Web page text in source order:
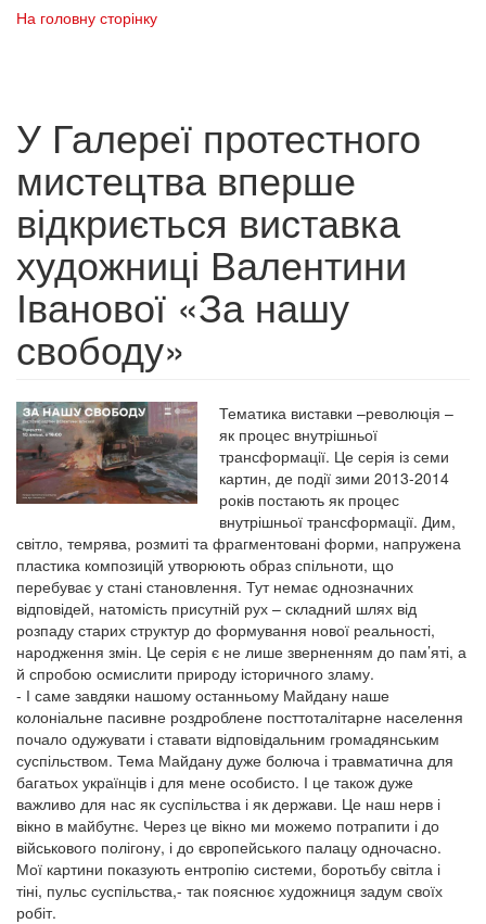
На головну сторінку
У Галереї протестного
мистецтва вперше
відкриється виставка
художниці Валентини
Іванової «За нашу
свободу»
Тематика виставки –революція –
як процес внутрішньої
трансформації. Це серія із семи
картин, де події зими 2013-2014
років постають як процес
внутрішньої трансформації. Дим,
світло, темрява, розмиті та фрагментовані форми, напружена
пластика композицій утворюють образ спільноти, що
перебуває у стані становлення. Тут немає однозначних
відповідей, натомість присутній рух – складний шлях від
розпаду старих структур до формування нової реальності,
народження змін. Це серія є не лише зверненням до пам’яті, а
й спробою осмислити природу історичного зламу.
- І саме завдяки нашому останньому Майдану наше
колоніальне пасивне роздроблене посттоталітарне населення
почало одужувати і ставати відповідальним громадянським
суспільством. Тема Майдану дуже болюча і травматична для
багатьох українців і для мене особисто. І це також дуже
важливо для нас як суспільства і як держави. Це наш нерв і
вікно в майбутнє. Через це вікно ми можемо потрапити і до
військового полігону, і до європейського палацу одночасно.
Мої картини показують ентропію системи, боротьбу світла і
тіні, пульс суспільства,- так пояснює художниця задум своїх
робіт.